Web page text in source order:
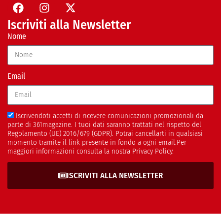
Iscriviti alla Newsletter
Nome
Email
Iscrivendoti accetti di ricevere comunicazioni promozionali da
parte di 361magazine. I tuoi dati saranno trattati nel rispetto del
Regolamento (UE) 2016/679 (GDPR). Potrai cancellarti in qualsiasi
momento tramite il link presente in fondo a ogni email.Per
maggiori informazioni consulta la nostra Privacy Policy.
ISCRIVITI ALLA NEWSLETTER